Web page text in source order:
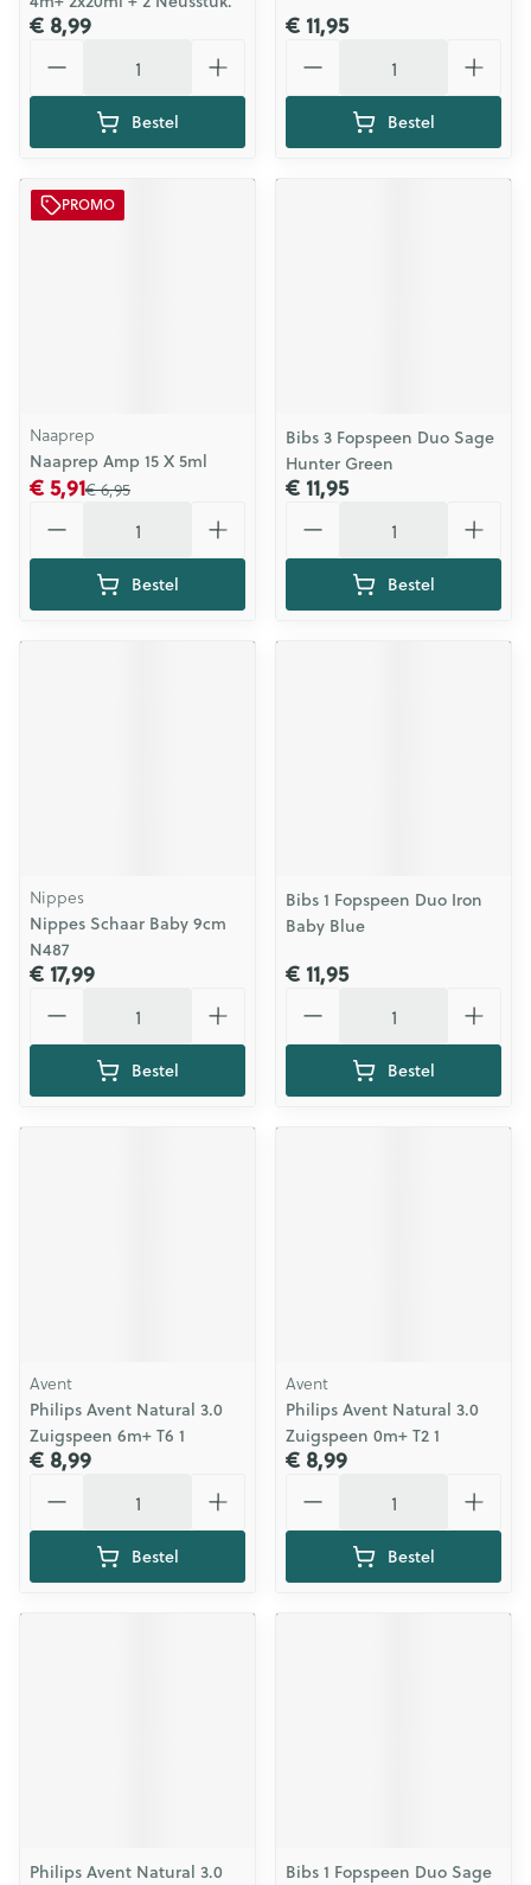
€ 8,99
Bestel
€ 11,95
Bestel
PROMO
Naaprep
Naaprep Amp 15 X 5ml
€ 6,95
€ 5,91
Bestel
Bibs 3 Fopspeen Duo Sage
Hunter Green
€ 11,95
Bestel
Nippes
Nippes Schaar Baby 9cm
N487
€ 17,99
Bestel
Bibs 1 Fopspeen Duo Iron
Baby Blue
€ 11,95
Bestel
Avent
Philips Avent Natural 3.0
Zuigspeen 6m+ T6 1
€ 8,99
Bestel
Avent
Philips Avent Natural 3.0
Zuigspeen 0m+ T2 1
€ 8,99
Bestel
Philips Avent Natural 3.0
Bibs 1 Fopspeen Duo Sage